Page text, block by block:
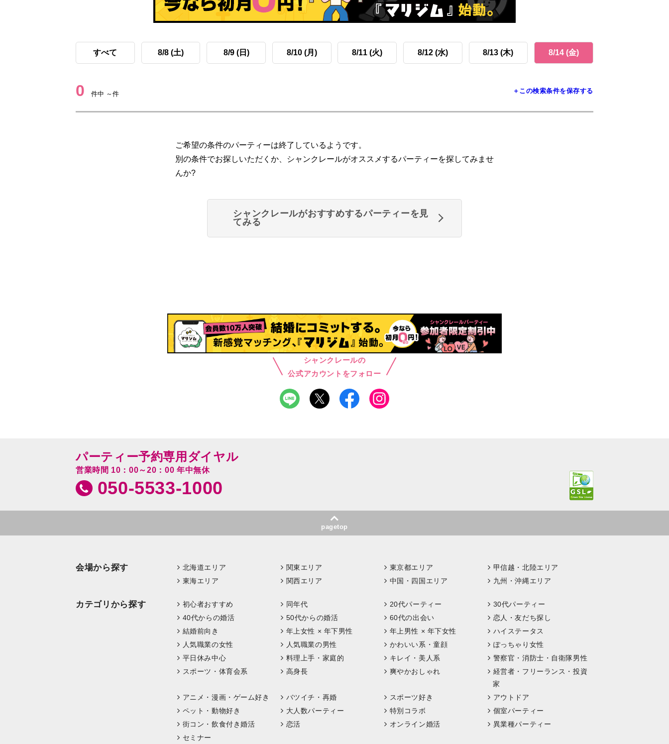
すべて 8/8 (土) 8/9 (日) 8/10 (月) 8/11 (火) 8/12 (水) 8/13 (木) 8/14 (金)
0 件中 ～件 ＋この検索条件を保存する
ご希望の条件のパーティーは終了しているようです。
別の条件でお探しいただくか、シャンクレールがオススメするパーティーを探してみませ
んか?
シャンクレールがおすすめするパーティーを見
てみる
シャンクレールの
公式アカウントをフォロー
パーティー予約専用ダイヤル
営業時間 10：00～20：00 年中無休
050-5533-1000
pagetop
会場から探す 北海道エリア 関東エリア 東京都エリア
甲信越・北陸エリア
東海エリア
関西エリア 中国・四国エリア 九州・沖縄エリア
カテゴリから探す 初心者おすすめ 同年代 20代パーティー
30代パーティー
40代からの婚活
50代からの婚活 60代の出会い
恋人・友だち探し
結婚前向き
年上女性 × 年下男性 年上男性 × 年下女性
ハイステータス
人気職業の女性
人気職業の男性 かわいい系・童顔
ぽっちゃり女性
平日休み中心
料理上手・家庭的 キレイ・美人系
警察官・消防士・自衛隊男性
スポーツ・体育会系
高身長 爽やかおしゃれ
経営者・フリーランス・投資
家
アニメ・漫画・ゲーム好き
バツイチ・再婚 スポーツ好き
アウトドア
ペット・動物好き
大人数パーティー 特別コラボ
個室パーティー
街コン・飲食付き婚活
恋活 オンライン婚活
異業種パーティー
セミナー